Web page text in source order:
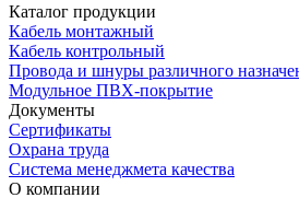
Каталог продукции
Кабель монтажный
Кабель контрольный
Провода и шнуры различного
Модульное ПВХ-покрытие
Документы
Сертификаты
Охрана труда
Система менеджмета качества
О компании